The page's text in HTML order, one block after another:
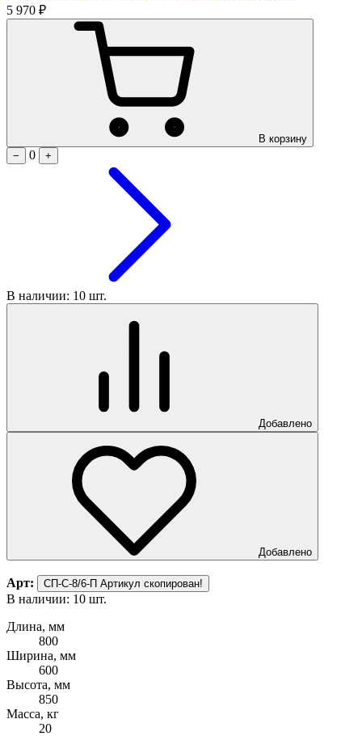
5 970 ₽
В корзину
−
0 +
В наличии: 10 шт.
Добавлено
Добавлено
Арт: СП-С-8/6-П Артикул скопирован!
В наличии: 10 шт.
Длина, мм
800
Ширина, мм
600
Высота, мм
850
Масса, кг
20